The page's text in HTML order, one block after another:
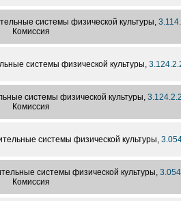
системы физической культуры,
Комиссия
системы физической культуры,
системы физической культуры,
Комиссия
системы физической культуры,
системы физической культуры,
Комиссия